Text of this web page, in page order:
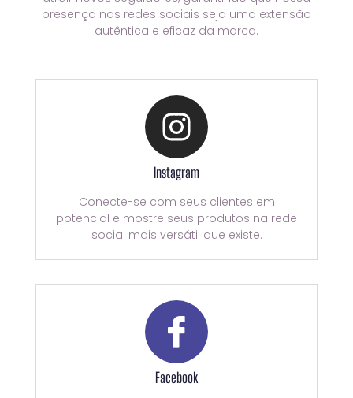
presença nas redes sociais seja uma extensão
autêntica e eficaz da marca.
Instagram
Conecte-se com seus clientes em
potencial e mostre seus produtos na rede
social mais versátil que existe.
Facebook